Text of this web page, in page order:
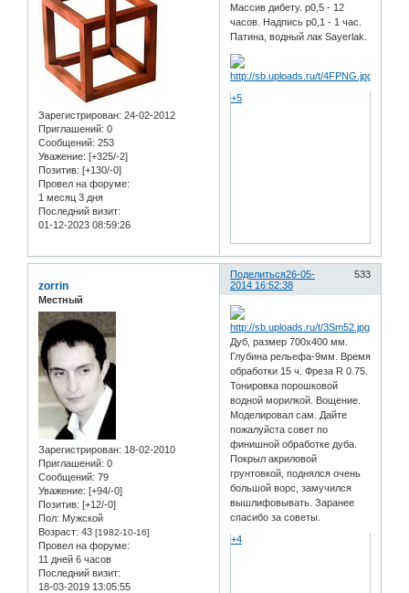
Зарегистрирован: 24-02-2012
Приглашений: 0
Сообщений: 253
Уважение: [+325/-2]
Позитив: [+130/-0]
Провел на форуме:
1 месяц 3 дня
Последний визит:
01-12-2023 08:59:26
Массив дибету. р0,5 - 12
часов. Надпись р0,1 - 1 час.
Патина, водный лак Sayerlak.
+5
Поделиться 533
26-05-
2014 16:52:38
zorrin
Местный
Зарегистрирован: 18-02-2010
Приглашений: 0
Сообщений: 79
Уважение: [+94/-0]
Позитив: [+12/-0]
Пол: Мужской
Возраст: 43 [1982-10-16]
Провел на форуме:
11 дней 6 часов
Последний визит:
18-03-2019 13:05:55
Дуб, размер 700х400 мм.
Глубина рельефа-9мм. Время
обработки 15 ч. Фреза R 0.75.
Тонировка порошковой
водной морилкой. Вощение.
Моделировал сам. Дайте
пожалуйста совет по
финишной обработке дуба.
Покрыл акриловой
грунтовкой, поднялся очень
большой ворс, замучился
вышлифовывать. Заранее
спасибо за советы.
+4